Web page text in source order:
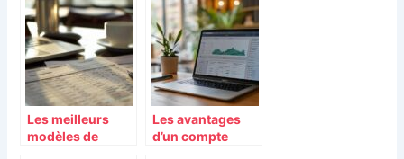
conférencier
d’entreprise
grace aux
logiciels CRM
Les meilleurs
modèles de
Les avantages
d’un compte